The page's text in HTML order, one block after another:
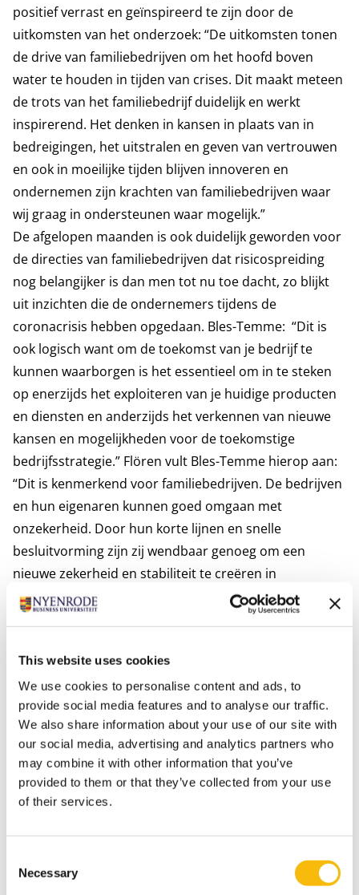
This website uses cookies
We use cookies to personalise content and ads, to
provide social media features and to analyse our traffic.
We also share information about your use of our site with
our social media, advertising and analytics partners who
may combine it with other information that you’ve
provided to them or that they’ve collected from your use
of their services.
Selection
Necessary
positief verrast en geïnspireerd te zijn door de
uitkomsten van het onderzoek: “De uitkomsten tonen
de drive van familiebedrijven om het hoofd boven
water te houden in tijden van crises. Dit maakt meteen
de trots van het familiebedrijf duidelijk en werkt
inspirerend. Het denken in kansen in plaats van in
bedreigingen, het uitstralen en geven van vertrouwen
en ook in moeilijke tijden blijven innoveren en
ondernemen zijn krachten van familiebedrijven waar
wij graag in ondersteunen waar mogelijk.”
De afgelopen maanden is ook duidelijk geworden voor
de directies van familiebedrijven dat risicospreiding
nog belangijker is dan men tot nu toe dacht, zo blijkt
uit inzichten die de ondernemers tijdens de
coronacrisis hebben opgedaan. Bles-Temme: “Dit is
ook logisch want om de toekomst van je bedrijf te
kunnen waarborgen is het essentieel om in te steken
op enerzijds het exploiteren van je huidige producten
en diensten en anderzijds het verkennen van nieuwe
kansen en mogelijkheden voor de toekomstige
bedrijfsstrategie.” Flören vult Bles-Temme hierop aan:
“Dit is kenmerkend voor familiebedrijven. De bedrijven
en hun eigenaren kunnen goed omgaan met
onzekerheid. Door hun korte lijnen en snelle
besluitvorming zijn zij wendbaar genoeg om een
nieuwe zekerheid en stabiliteit te creëren in
crisissituaties.”
onderzoek.
Over het RSM-Nyenrode Familiebedrijven-
onderzoekspanel
In 2019 zijn RSM en Nyenrode Business
Universiteit een onderzoekspanel gericht op
familiebedrijven gestart. Nu nemen 70 grotere
is daadwerkelijk zelf eigenaar in het familiebedrijf,
terwijl 9% van de respondenten familie is van de